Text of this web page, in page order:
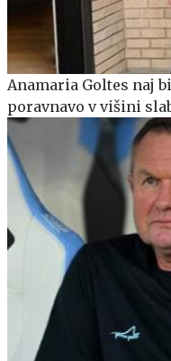
Anamaria Goltes naj
poravnavo v višini